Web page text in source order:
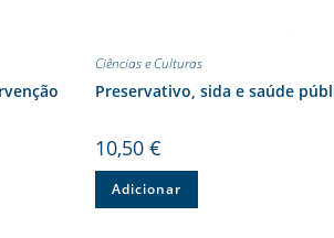
Ciências e Culturas
Preservativo, sida e saúde
10,50 €
Adicionar